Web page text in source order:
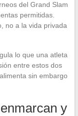
del Grand Slam
permitidas.
no a la vida privada
lo que una atleta
entre estos dos
sin embargo
y